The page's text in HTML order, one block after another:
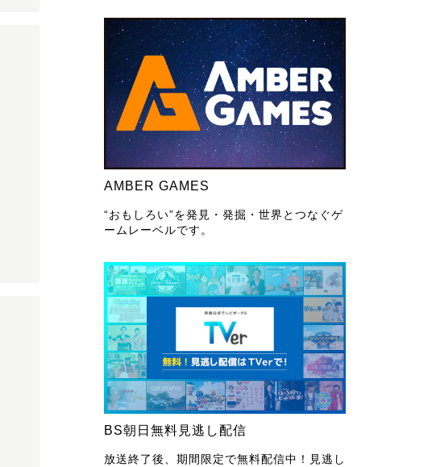
AMBER GAMES
“おもしろい”を発見・発掘・世界とつなぐゲ
ームレーベルです。
BS朝日無料見逃し配信
放送終了後、期間限定で無料配信中！見逃し